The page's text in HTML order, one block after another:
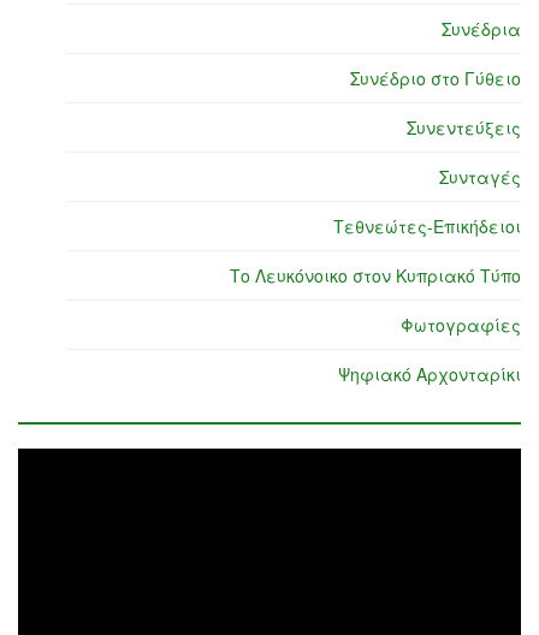
Συνέδρια
Συνέδριο στο Γύθειο
Συνεντεύξεις
Συνταγές
Τεθνεώτες-Επικήδειοι
Το Λευκόνοικο στον Κυπριακό Τύπο
Φωτογραφίες
Ψηφιακό Αρχονταρίκι